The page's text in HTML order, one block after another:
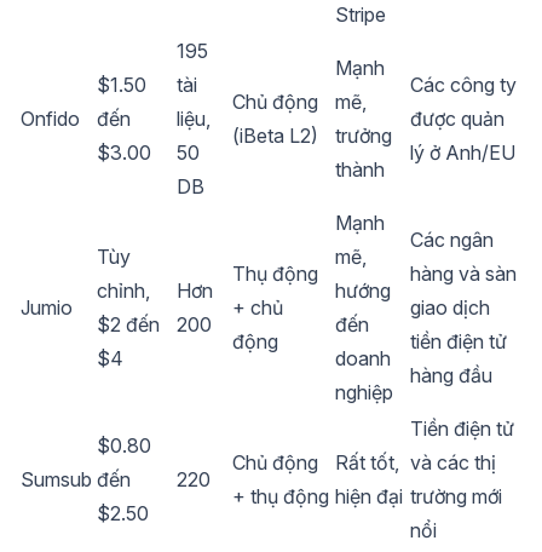
Stripe
Onfido
$1.50
đến
$3.00
195
tài
liệu,
50
DB
Chủ động
(iBeta L2)
Mạnh
mẽ,
trưởng
thành
Các công ty
được quản
lý ở Anh/EU
Jumio
Tùy
chỉnh,
$2 đến
$4
Hơn
200
Thụ động
+ chủ
động
Mạnh
mẽ,
hướng
đến
doanh
nghiệp
Các ngân
hàng và sàn
giao dịch
tiền điện tử
hàng đầu
Sumsub
$0.80
đến
$2.50
220
Chủ động
+ thụ động
Rất tốt,
hiện đại
Tiền điện tử
và các thị
trường mới
nổi